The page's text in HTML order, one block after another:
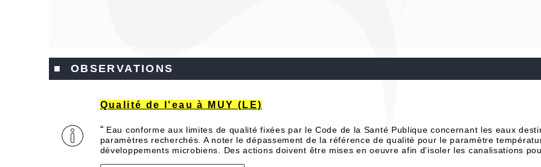
■ OBSERVATIONS
Qualité de l'eau à MUY (LE)
“ Eau conforme aux limites de qualité fixées par le Code de la Santé Publique concernant les eaux
paramètres recherchés. A noter le dépassement de la référence de qualité pour le paramètre
développements microbiens. Des actions doivent être mises en oeuvre afin d'isoler les canalisations